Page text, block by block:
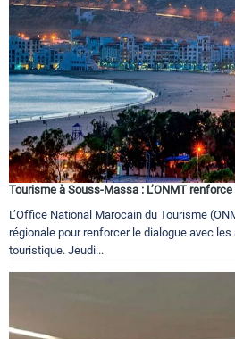
Tourisme à Souss-Massa : L’ONMT
L’Office National Marocain du Tourisme
régionale pour renforcer le dialogue avec
touristique. Jeudi...